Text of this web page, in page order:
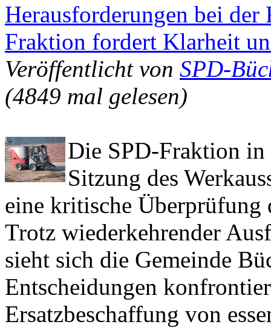
Herausforderungen bei
Fraktion fordert Klarheit
Veröffentlicht von SPD-
(4849 mal gelesen)
Die SPD-Fraktion in
Sitzung des
eine kritische Überprüfung
Trotz wiederkehrender
sieht sich die Gemeinde
Entscheidungen
Ersatzbeschaffung von